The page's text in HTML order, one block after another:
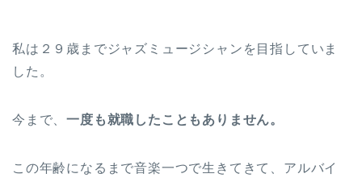
私は２９歳までジャズミュージシャンを目指していま
した。
今まで、一度も就職したこともありません。
この年齢になるまで音楽一つで生きてきて、アルバイ